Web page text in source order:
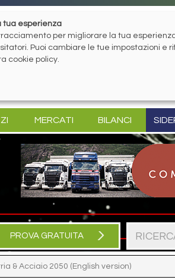
MERCATI BILANCI
PROVA GRATUITA
& Acciaio 2050 (English version)
tua esperienza
per migliorare la tua
Puoi cambiare le tue impostazioni
cookie policy.